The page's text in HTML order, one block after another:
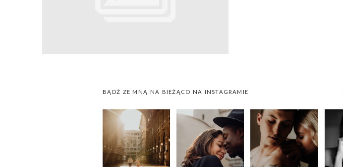
BĄDŹ ZE MNĄ NA BIEŻĄCO NA INSTAGRAMIE